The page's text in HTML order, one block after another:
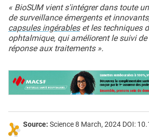
« BioSUM vient s'intégrer dans toute
de surveillance émergents et
capsules ingérableset les techniques
ophtalmique, qui améliorent le suivi
réponse aux traitements ».
Source: Science 8 March, 2024 DOI: